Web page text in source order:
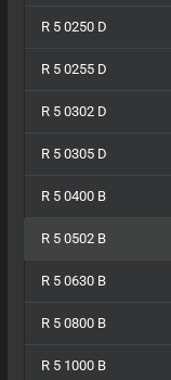
R 5 0250 D
R 5 0255 D
R 5 0302 D
R 5 0305 D
R 5 0400 B
R 5 0502 B
R 5 0630 B
R 5 0800 B
R 5 1000 B